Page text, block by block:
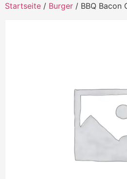
Startseite / Burger / BBQ Bacon